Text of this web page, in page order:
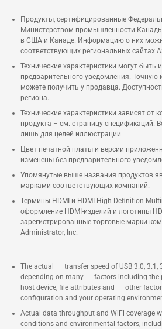
Продукты, сертифицированные
Министерством промышленности
в США и Канаде. Информацию о них
соответствующих региональных сайтах
Технические характеристики могут быть
предварительного уведомления.
можете получить у продавца.
региона.
Технические характеристики зависят от
продукта – см. страницу спецификаций.
лишь для целей иллюстрации.
Цвет печатной платы и версии
изменены без предварительного
Упомянутые выше названия продуктов
марками соответствующих компаний.
Термины HDMI и HDMI High-Definition
оформление HDMI-изделий и логотипы
зарегистрированные торговые марки
Administrator, Inc.
The actual transfer speed of USB 3.0, 3.1,
depending on many factors including the
host device, file attributes and other
configuration and your operating
Actual data throughput and WiFi coverage
conditions and environmental factors,